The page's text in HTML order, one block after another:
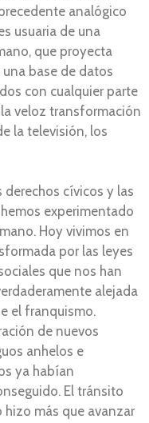
analógico
usuaria de una
que proyecta
base de datos
con cualquier parte
veloz transformación
la televisión, los
derechos cívicos y las
experimentado
Hoy vivimos en
por las leyes
que nos han
alejada
el franquismo.
de nuevos
anhelos e
ya habían
El tránsito
hizo más que avanzar